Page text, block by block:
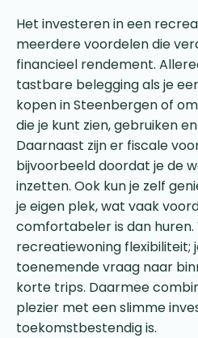
Het investeren in een
meerdere voordelen die
financieel rendement.
tastbare belegging als je
kopen in Steenbergen of
die je kunt zien, gebruiken
Daarnaast zijn er fiscale
bijvoorbeeld doordat je de
inzetten. Ook kun je zelf
je eigen plek, wat vaak
comfortabeler is dan
recreatiewoning flexibiliteit;
toenemende vraag naar
korte trips. Daarmee
plezier met een slimme
toekomstbestendig is.